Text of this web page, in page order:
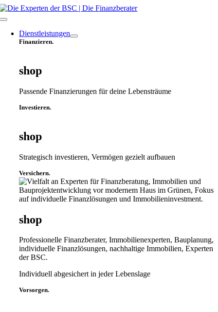
Zum
Inhalt
Toggle
NavigationDienstleistungen
Finanzieren.
shop
Passende Finanzierungen für deine Lebensträume
Investieren.
shop
Strategisch investieren, Vermögen gezielt aufbauen
Versichern.
shop
Professionelle Finanzberater, Immobilienexperten, Bauplanung,
individuelle Finanzlösungen, nachhaltige Immobilien, Experten
der BSC.
Individuell abgesichert in jeder Lebenslage
Vorsorgen.